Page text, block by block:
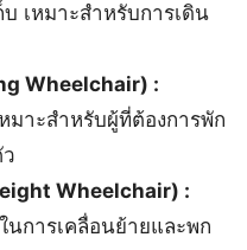
เหมาะสำหรับการเดิน
Wheelchair) :
มาะสำหรับผู้ที่ต้องการพัก
Wheelchair) :
การเคลื่อนย้ายและพก